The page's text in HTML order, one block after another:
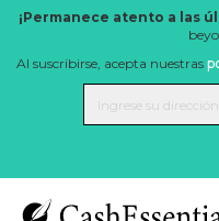
¡Permanece atento a las
Al suscribirse, acepta nuestras